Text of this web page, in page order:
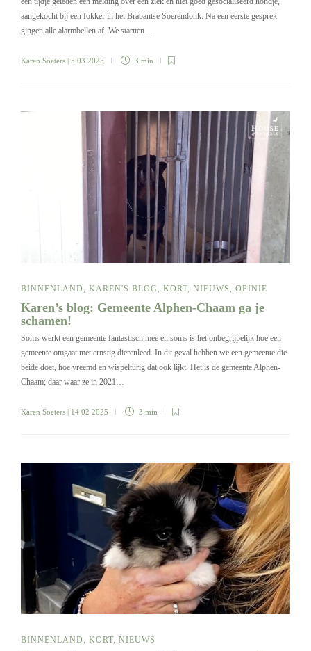
aangekocht bij een fokker in het Brabantse Soerendonk. Na een eerste gesprek
gingen alle alarmbellen af. We startten…
Karen Soeters | 5 03 2025 3 min
BINNENLAND, KAREN'S BLOG, KORT, NIEUWS, OPINIE
Karen’s blog: Gemeente Alphen-Chaam ga je
schamen!
Soms werkt een gemeente fantastisch mee en soms is het onbegrijpelijk hoe een
gemeente omgaat met ernstig dierenleed. In dit geval hebben we een gemeente die
beide doet, hoe vreemd en wispelturig dat ook lijkt. Het is de gemeente Alphen-
Chaam; daar waar ze in 2021…
Karen Soeters | 14 02 2025 3 min
BINNENLAND, KORT, NIEUWS